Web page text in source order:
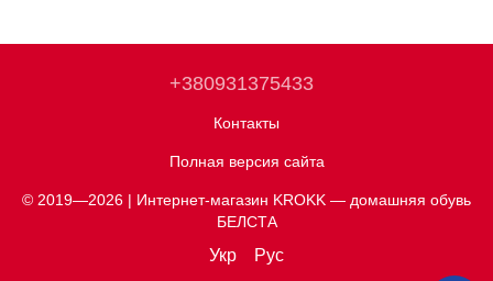
+380931375433
Контакты
Полная версия сайта
© 2019—2026 | Интернет-магазин KROKK — домашняя обувь
БЕЛСТА
Укр Рус